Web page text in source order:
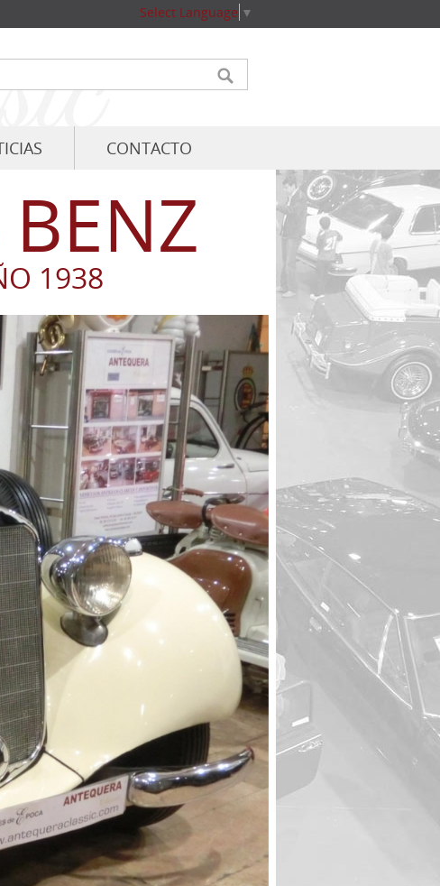
Select Language ▼
CONTACTO
1938